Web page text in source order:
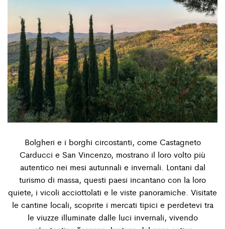
Bolgheri e i borghi circostanti, come Castagneto
Carducci e San Vincenzo, mostrano il loro volto più
autentico nei mesi autunnali e invernali. Lontani dal
turismo di massa, questi paesi incantano con la loro
quiete, i vicoli acciottolati e le viste panoramiche. Visitate
le cantine locali, scoprite i mercati tipici e perdetevi tra
le viuzze illuminate dalle luci invernali, vivendo